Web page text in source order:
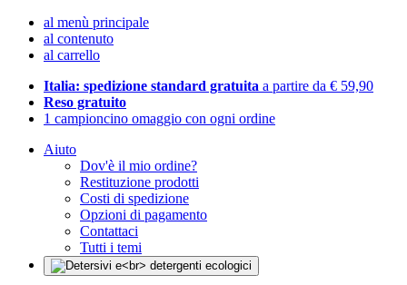
al menù principale
al contenuto
al carrello
Italia: spedizione standard gratuita a partire da € 59,90
Reso gratuito
1 campioncino omaggio con ogni ordine
Aiuto
Dov'è il mio ordine?
Restituzione prodotti
Costi di spedizione
Opzioni di pagamento
Contattaci
Tutti i temi